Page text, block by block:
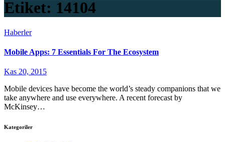
Etiket: 14104
Haberler
Mobile Apps: 7 Essentials For The Ecosystem
Kas 20, 2015
Mobile devices have become the world’s steady companions that we
take anywhere and use everywhere. A recent forecast by
McKinsey…
Kategoriler